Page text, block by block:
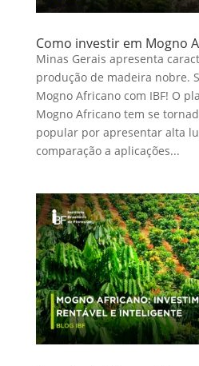
Como investir em Mogno
Minas Gerais apresenta
produção de madeira nobre.
Mogno Africano com IBF! O
Mogno Africano tem se
popular por apresentar alta
comparação a aplicações...